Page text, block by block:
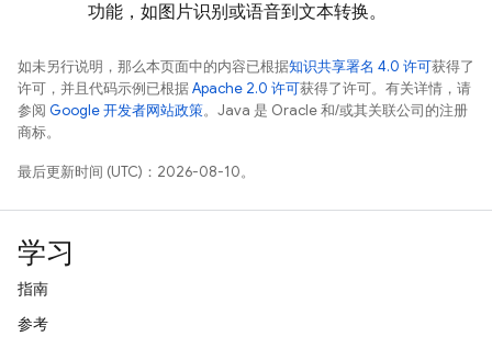
功能，如图片识别或语音到文本转换。
如未另行说明，那么本页面中的内容已根据知识共享署名 4.0 许可获得了
许可，并且代码示例已根据Apache 2.0 许可获得了许可。有关详情，请
参阅 Google 开发者网站政策。Java 是 Oracle 和/或其关联公司的注册
商标。
最后更新时间 (UTC)：2026-08-10。
学习
指南
参考